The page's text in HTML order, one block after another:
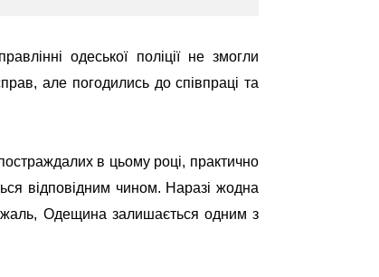
одеської поліції не змогли
але погодились до співпраці та
в цьому році, практично
відповідним чином. Наразі жодна
Одещина залишається одним з